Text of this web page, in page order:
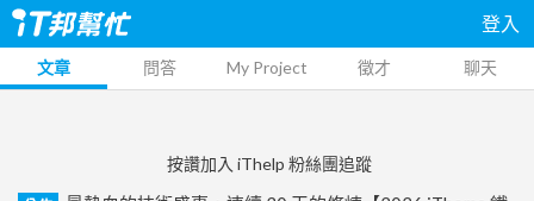
登入
文章 問答 My Project 徵才 聊天
按讚加入 iThelp 粉絲團追蹤